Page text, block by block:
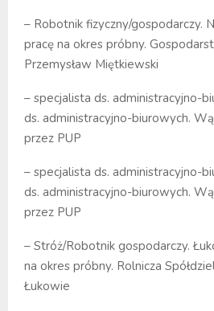
– Robotnik fizyczny/gospodarczy.
pracę na okres próbny.
Przemysław Miętkiewski
– specjalista ds. administracyjno-
ds. administracyjno-biurowych.
przez PUP
– specjalista ds. administracyjno-
ds. administracyjno-biurowych.
przez PUP
– Stróż/Robotnik gospodarczy.
na okres próbny. Rolnicza
Łukowie